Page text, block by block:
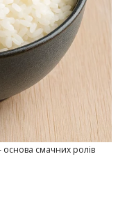
смачних ролів